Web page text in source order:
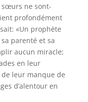
sœurs ne sont-
profondément
«Un prophète
parenté et sa
aucun miracle;
en leur
de leur manque de
d’alentour en